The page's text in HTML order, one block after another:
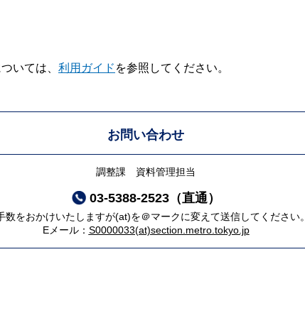
いては、 利用ガイド を参照してください。
お問い合わせ
調整課 資料管理担当
03-5388-2523（直通）
数をおかけいたしますが(at)を＠マークに変えて送信してください
Eメール： S0000033(at)section.metro.tokyo.jp